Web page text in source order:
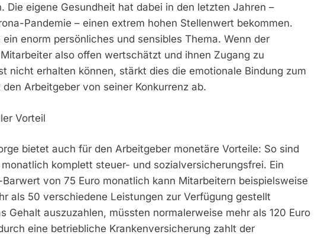
Die eigene Gesundheit hat dabei in den letzten Jahren –
Pandemie – einen extrem hohen Stellenwert bekommen.
enorm persönliches und sensibles Thema. Wenn der
also offen wertschätzt und ihnen Zugang zu
nicht erhalten können, stärkt dies die emotionale Bindung zum
Arbeitgeber von seiner Konkurrenz ab.
Vorteil
bietet auch für den Arbeitgeber monetäre Vorteile: So sind
komplett steuer- und sozialversicherungsfrei. Ein
von 75 Euro monatlich kann Mitarbeitern beispielsweise
als 50 verschiedene Leistungen zur Verfügung gestellt
Gehalt auszuzahlen, müssten normalerweise mehr als 120 Euro
eine betriebliche Krankenversicherung zahlt der